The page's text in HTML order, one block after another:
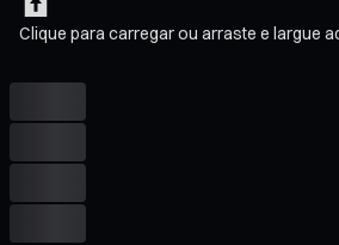
Clique para carregarou arraste e largue